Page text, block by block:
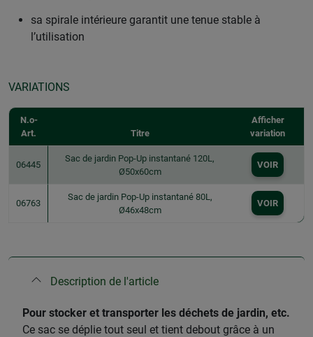
sa spirale intérieure garantit une tenue stable à
l’utilisation
VARIATIONS
N.o-
Art.
Titre
Afficher
variation
06445
Sac de jardin Pop-Up instantané 120L,
Ø50x60cm
VOIR
06763
Sac de jardin Pop-Up instantané 80L,
Ø46x48cm
VOIR
Description de l'article
​Pour stocker et transporter les déchets de jardin, etc.
Ce sac se déplie tout seul et tient debout grâce à un